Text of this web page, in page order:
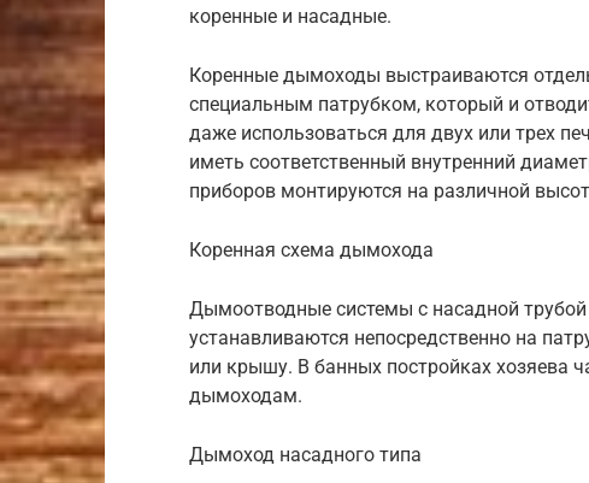
коренные и насадные.
Коренные дымоходы выстраиваются
специальным патрубком, который и
даже использоваться для двух или трех
иметь соответственный внутренний
приборов монтируются на различной
Коренная схема дымохода
Дымоотводные системы с насадной
устанавливаются непосредственно на
или крышу. В банных постройках хозяева
дымоходам.
Дымоход насадного типа